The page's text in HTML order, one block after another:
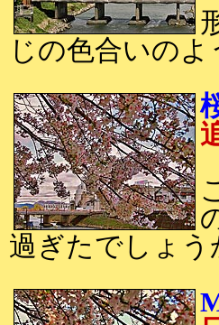
じの色合いの
過ぎたでしょう